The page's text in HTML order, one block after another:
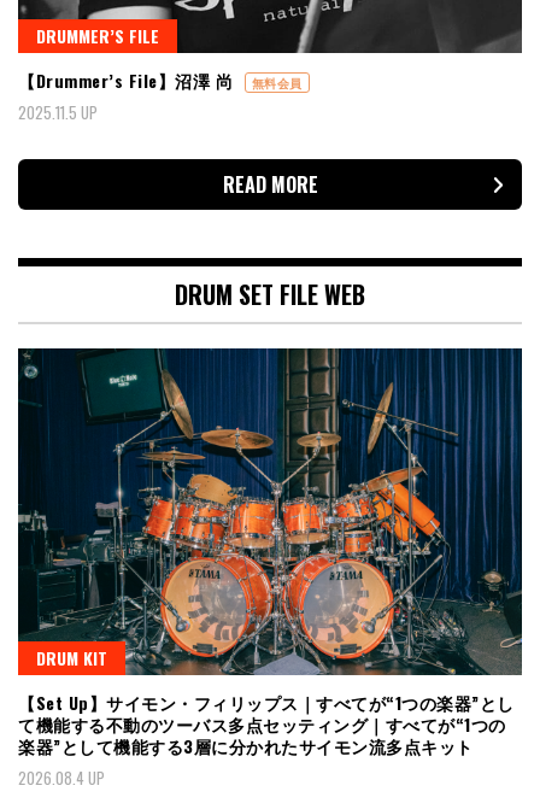
DRUMMER’S FILE
【Drummer’s File】沼澤 尚
無料会員
2025.11.5 UP
READ MORE
DRUM SET FILE WEB
DRUM KIT
【Set Up】サイモン・フィリップス｜すべてが“1つの楽器”とし
て機能する不動のツーバス多点セッティング｜すべてが“1つの
楽器”として機能する3層に分かれたサイモン流多点キット
2026.08.4 UP